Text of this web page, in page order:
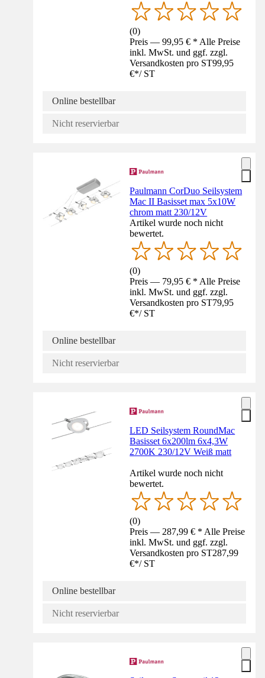
(0)
Preis — 99,95 € * Alle Preise
inkl. MwSt. und ggf. zzgl.
Versandkosten pro ST99,95
€*/ ST
Online bestellbar
Nicht reservierbar
Paulmann CorDuo Seilsystem
Mac II Basisset max 5x10W
chrom matt 230/12V
Artikel wurde noch nicht
bewertet.
(0)
Preis — 79,95 € * Alle Preise
inkl. MwSt. und ggf. zzgl.
Versandkosten pro ST79,95
€*/ ST
Online bestellbar
Nicht reservierbar
LED Seilsystem RoundMac
Basisset 6x200lm 6x4,3W
2700K 230/12V Weiß matt
Artikel wurde noch nicht
bewertet.
(0)
Preis — 287,99 € * Alle Preise
inkl. MwSt. und ggf. zzgl.
Versandkosten pro ST287,99
€*/ ST
Online bestellbar
Nicht reservierbar